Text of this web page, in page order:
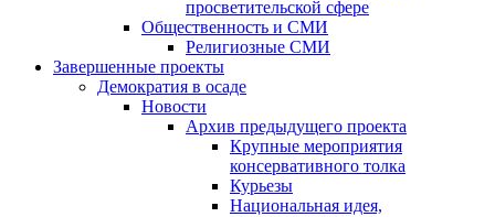
просветительской сфере
Общественность и СМИ
Религиозные СМИ
Завершенные проекты
Демократия в осаде
Новости
Архив предыдущего проекта
Крупные мероприятия
консервативного толка
Курьезы
Национальная идея,